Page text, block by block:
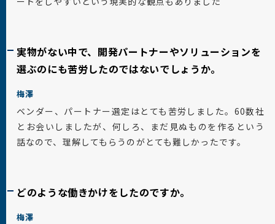
実物がない中で、開発パートナーやソリューションを
選ぶのにも苦労したのではないでしょうか。
梅澤
ベンダー、パートナー選定はとても苦労しました。60数社
とお会いしましたが、何しろ、まだ見ぬものを作るという
話なので、理解してもらうのがとても難しかったです。
どのような働きかけをしたのですか。
梅澤